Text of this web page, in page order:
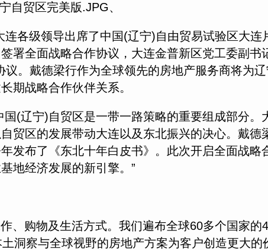
、
各级领导出席了中国(辽宁)自由贸易试验区大连
署全面战略合作协议，大连金普新区党工委副书
。戴德梁行作为全球领先的房地产服务商将为
期战略合作伙伴关系。
辽宁)自贸区是一带一路策略的重要组成部分。
贸区的发展带动大连以及东北振兴的决心。戴德
发布了《东北十年白皮书》。此次开启全面战略
地经济发展的新引擎。”
购物及生活方式。我们遍布全球60多个国家的
洞察与全球视野的房地产方案为客户创造更大的